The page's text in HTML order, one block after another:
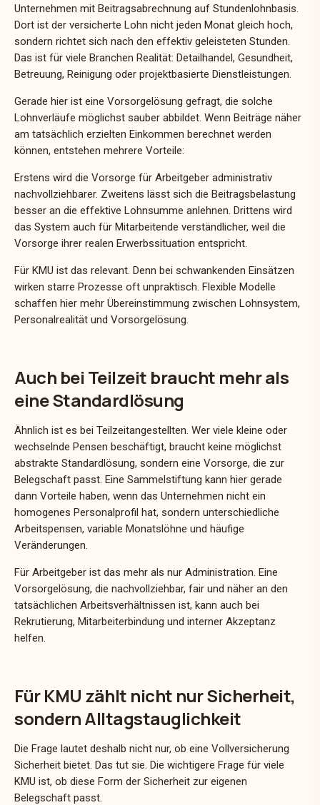
Unternehmen mit Beitragsabrechnung auf Stundenlohnbasis.
Dort ist der versicherte Lohn nicht jeden Monat gleich hoch,
sondern richtet sich nach den effektiv geleisteten Stunden.
Das ist für viele Branchen Realität: Detailhandel, Gesundheit,
Betreuung, Reinigung oder projektbasierte Dienstleistungen.
Gerade hier ist eine Vorsorgelösung gefragt, die solche
Lohnverläufe möglichst sauber abbildet. Wenn Beiträge näher
am tatsächlich erzielten Einkommen berechnet werden
können, entstehen mehrere Vorteile:
Erstens wird die Vorsorge für Arbeitgeber administrativ
nachvollziehbarer. Zweitens lässt sich die Beitragsbelastung
besser an die effektive Lohnsumme anlehnen. Drittens wird
das System auch für Mitarbeitende verständlicher, weil die
Vorsorge ihrer realen Erwerbssituation entspricht.
Für KMU ist das relevant. Denn bei schwankenden Einsätzen
wirken starre Prozesse oft unpraktisch. Flexible Modelle
schaffen hier mehr Übereinstimmung zwischen Lohnsystem,
Personalrealität und Vorsorgelösung.
Auch bei Teilzeit braucht mehr als
eine Standardlösung
Ähnlich ist es bei Teilzeitangestellten. Wer viele kleine oder
wechselnde Pensen beschäftigt, braucht keine möglichst
abstrakte Standardlösung, sondern eine Vorsorge, die zur
Belegschaft passt. Eine Sammelstiftung kann hier gerade
dann Vorteile haben, wenn das Unternehmen nicht ein
homogenes Personalprofil hat, sondern unterschiedliche
Arbeitspensen, variable Monatslöhne und häufige
Veränderungen.
Für Arbeitgeber ist das mehr als nur Administration. Eine
Vorsorgelösung, die nachvollziehbar, fair und näher an den
tatsächlichen Arbeitsverhältnissen ist, kann auch bei
Rekrutierung, Mitarbeiterbindung und interner Akzeptanz
helfen.
Für KMU zählt nicht nur Sicherheit,
sondern Alltagstauglichkeit
Die Frage lautet deshalb nicht nur, ob eine Vollversicherung
Sicherheit bietet. Das tut sie. Die wichtigere Frage für viele
KMU ist, ob diese Form der Sicherheit zur eigenen
Belegschaft passt.